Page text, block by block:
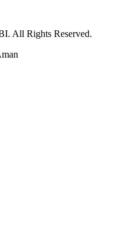
All Rights Reserved.